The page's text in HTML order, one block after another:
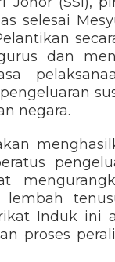
selesai
dan
negara.
lembah
Induk ini
proses